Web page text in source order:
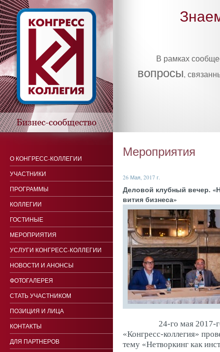
В рамках
вопросы,
Мероприятия
26 Мая, 2017 г.
Де­ловой клуб­ный ве­чер.
ви­тия биз­не­са»
24-го мая 2017-
«Конгресс-коллегия»
тему «Нетворкинг как
О КОНГРЕСС-КОЛЛЕГИИ
УЧАСТНИКИ
ПРОГРАММЫ
КОЛЛЕГИИ
ГОСТИНЫЕ
МЕРОПРИЯТИЯ
УСЛУГИ КОНГРЕСС-КОЛЛЕГИИ
НОВОСТИ И АНОНСЫ
ФОТОГАЛЕРЕЯ
СТАТЬ УЧАСТНИКОМ
ПОЗИЦИЯ И ЛИЦА
КОНТАКТЫ
ДЛЯ ПАРТНЕРОВ